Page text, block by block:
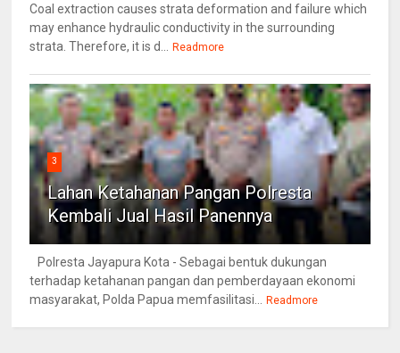
Coal extraction causes strata deformation and failure which
may enhance hydraulic conductivity in the surrounding
strata. Therefore, it is d...
Readmore
3
Lahan Ketahanan Pangan Polresta
Kembali Jual Hasil Panennya
Polresta Jayapura Kota - Sebagai bentuk dukungan
terhadap ketahanan pangan dan pemberdayaan ekonomi
masyarakat, Polda Papua memfasilitasi...
Readmore